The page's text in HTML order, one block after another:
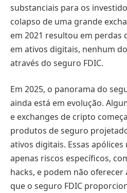
substanciais para os
colapso de uma grande
em 2021 resultou em perdas
em ativos digitais, nenhum
através do seguro FDIC.
Em 2025, o panorama do
ainda está em evolução.
e exchanges de cripto
produtos de seguro
ativos digitais. Essas
apenas riscos específicos,
hacks, e podem não
que o seguro FDIC